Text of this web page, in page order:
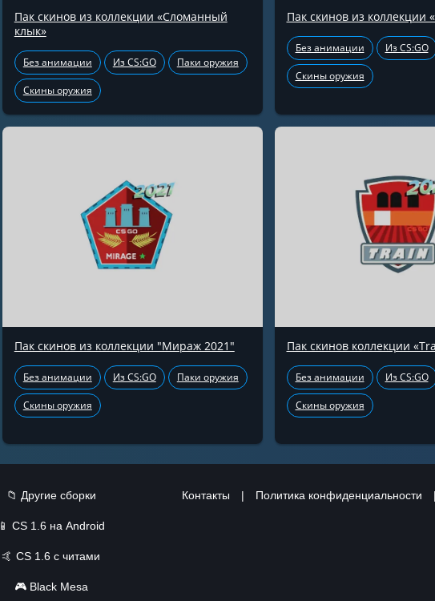
Пак скинов из коллекции «Сломанный
клык»
Без анимации Из CS:GO Паки оружия
Скины оружия
Пак скинов из коллекции
Без анимации Из CS:GO
Скины оружия
Пак скинов из коллекции "Мираж 2021"
Без анимации Из CS:GO Паки оружия
Скины оружия
Пак скинов коллекции
Без анимации Из CS:GO
Скины оружия
📁 Другие сборки
📱 CS 1.6 на Android
🤙CS 1.6 с читами
🎮 Black Mesa
Контакты | Политика конфиденциальности |